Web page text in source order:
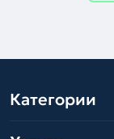
Категории